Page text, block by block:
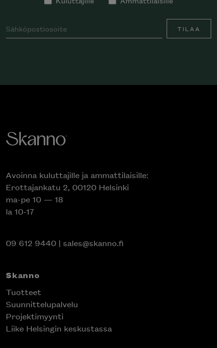
TILAA
Avoinna kuluttajille ja ammattilaisille:
Erottajankatu 2, 00120 Helsinki
ma-pe 10 — 18
la 10-17
09 612 9440 | sales@skanno.fi
Skanno
Tuotteet
Suunnittelupalvelu
Projektimyynti
Liike Helsingin keskustassa